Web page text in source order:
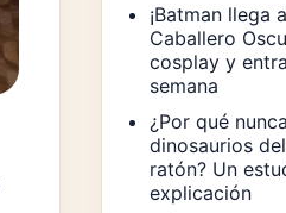
¡Batman llega
Caballero
cosplay y
semana
¿Por qué
dinosaurios
ratón? Un
explicación